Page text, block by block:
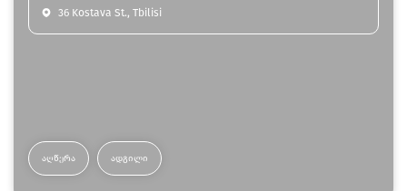
36 Kostava St., Tbilisi
ᲐᲦᲬᲔᲠᲐ ᲐᲓᲒᲘᲚᲘ